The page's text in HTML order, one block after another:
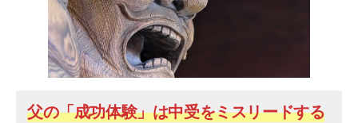
父の「成功体験」は中受をミスリードする